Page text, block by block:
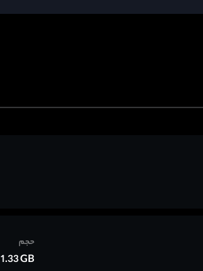
حجم
1.33 GB